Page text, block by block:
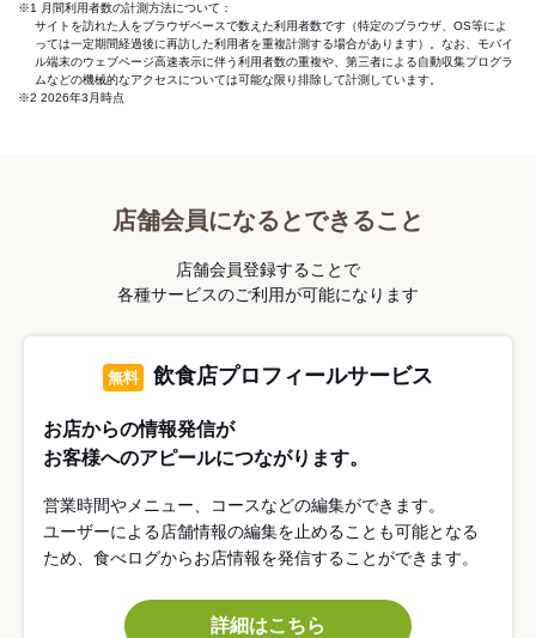
※1 月間利用者数の計測方法について：
サイトを訪れた人をブラウザベースで数えた利用者数です（特定のブラウザ、OS等によ
っては一定期間経過後に再訪した利用者を重複計測する場合があります）。なお、モバイ
ル端末のウェブページ高速表示に伴う利用者数の重複や、第三者による自動収集プログラ
ムなどの機械的なアクセスについては可能な限り排除して計測しています。
※2 2026年3月時点
店舗会員になるとできること
店舗会員登録することで
各種サービスのご利用が可能になります
無料 飲食店プロフィールサービス
お店からの情報発信が
お客様へのアピールにつながります。
営業時間やメニュー、コースなどの編集ができます。
ユーザーによる店舗情報の編集を止めることも可能となる
ため、食べログからお店情報を発信することができます。
詳細はこちら